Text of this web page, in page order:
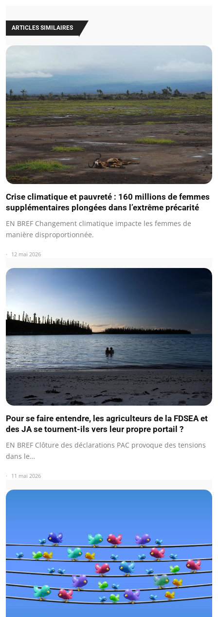
ARTICLES SIMILAIRES
Crise climatique et pauvreté : 160 millions de femmes
supplémentaires plongées dans l’extrême précarité
EN BREF Changement climatique impacte les femmes de
manière disproportionnée.
12 mai 2026
Pour se faire entendre, les agriculteurs de la FDSEA et
des JA se tournent-ils vers leur propre portail ?
EN BREF Clôture des déclarations PAC provoque des tensions
dans le…
11 mai 2026